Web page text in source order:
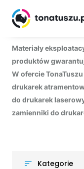
Materiały
produktów
W ofercie
drukarek
do drukarek
zamienniki do
Kategorie